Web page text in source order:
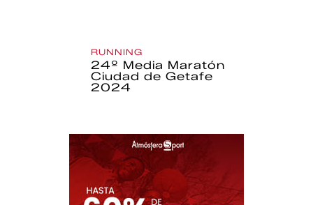
RUNNING
24º Media Maratón
Ciudad de Getafe
2024